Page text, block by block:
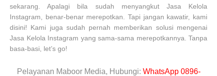
sekarang. Apalagi bila sudah menyangkut Jasa Kelola
Instagram, benar-benar merepotkan. Tapi jangan kawatir, kami
disini! Kami juga sudah pernah memberikan solusi mengenai
Jasa Kelola Instagram yang sama-sama merepotkannya. Tanpa
basa-basi, let’s go!
Pelayanan Maboor Media, Hubungi: WhatsApp 0896-